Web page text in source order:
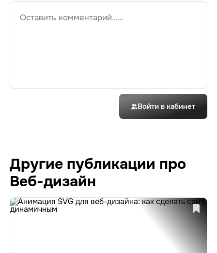
Войти в кабинет
Другие публикации про
Веб-дизайн